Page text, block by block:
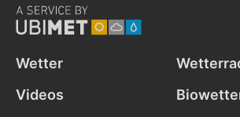
Wetter
Videos